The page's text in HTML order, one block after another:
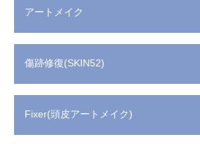
アートメイク
傷跡修復(SKIN52)
Fixer(頭皮アートメイク)